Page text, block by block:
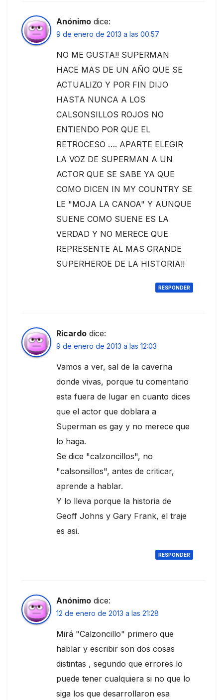
Anónimo dice:
9 de enero de 2013 a las 00:57
NO ME GUSTA!! SUPERMAN
HACE MAS DE UN AÑO QUE SE
ACTUALIZO Y POR FIN DIJO
HASTA NUNCA A LOS
CALSONSILLOS ROJOS NO
ENTIENDO POR QUE EL
RETROCESO …. APARTE ELEGIR
LA VOZ DE SUPERMAN A UN
ACTOR QUE SE SABE YA QUE
COMO DICEN IN MY COUNTRY SE
LE "MOJA LA CANOA" Y AUNQUE
SUENE COMO SUENE ES LA
VERDAD Y NO MERECE QUE
REPRESENTE AL MAS GRANDE
SUPERHEROE DE LA HISTORIA!!
RESPONDER
Ricardo dice:
9 de enero de 2013 a las 12:03
Vamos a ver, sal de la caverna
donde vivas, porque tu comentario
esta fuera de lugar en cuanto dices
que el actor que doblara a
Superman es gay y no merece que
lo haga.
Se dice "calzoncillos", no
"calsonsillos", antes de criticar,
aprende a hablar.
Y lo lleva porque la historia de
Geoff Johns y Gary Frank, el traje
es asi.
RESPONDER
Anónimo dice:
12 de enero de 2013 a las 21:28
Mirá "Calzoncillo" primero que
hablar y escribir son dos cosas
distintas , segundo que errores lo
puede tener cualquiera si no que lo
siga los que desarrollaron esa